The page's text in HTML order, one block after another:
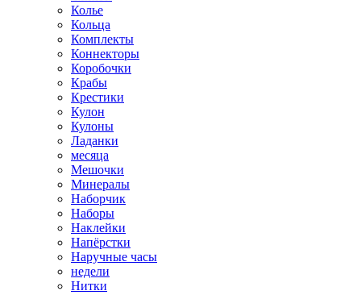
Колье
Кольца
Комплекты
Коннекторы
Коробочки
Крабы
Крестики
Кулон
Кулоны
Ладанки
месяца
Мешочки
Минералы
Наборчик
Наборы
Наклейки
Напёрстки
Наручные часы
недели
Нитки